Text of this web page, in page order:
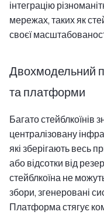
інтеграцію
мережах, таких як
своєї
Двохмодельний
та платформи
Багато
централізовану
які зберігають весь
або відсотки від
стейблкоїна не
збори, згенеровані
Платформа стягує